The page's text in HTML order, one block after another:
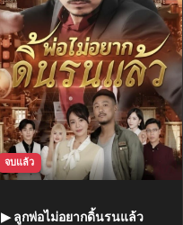
จบแล้ว
▶ ลูกพ่อไม่อยากดิ้นรนแล้ว